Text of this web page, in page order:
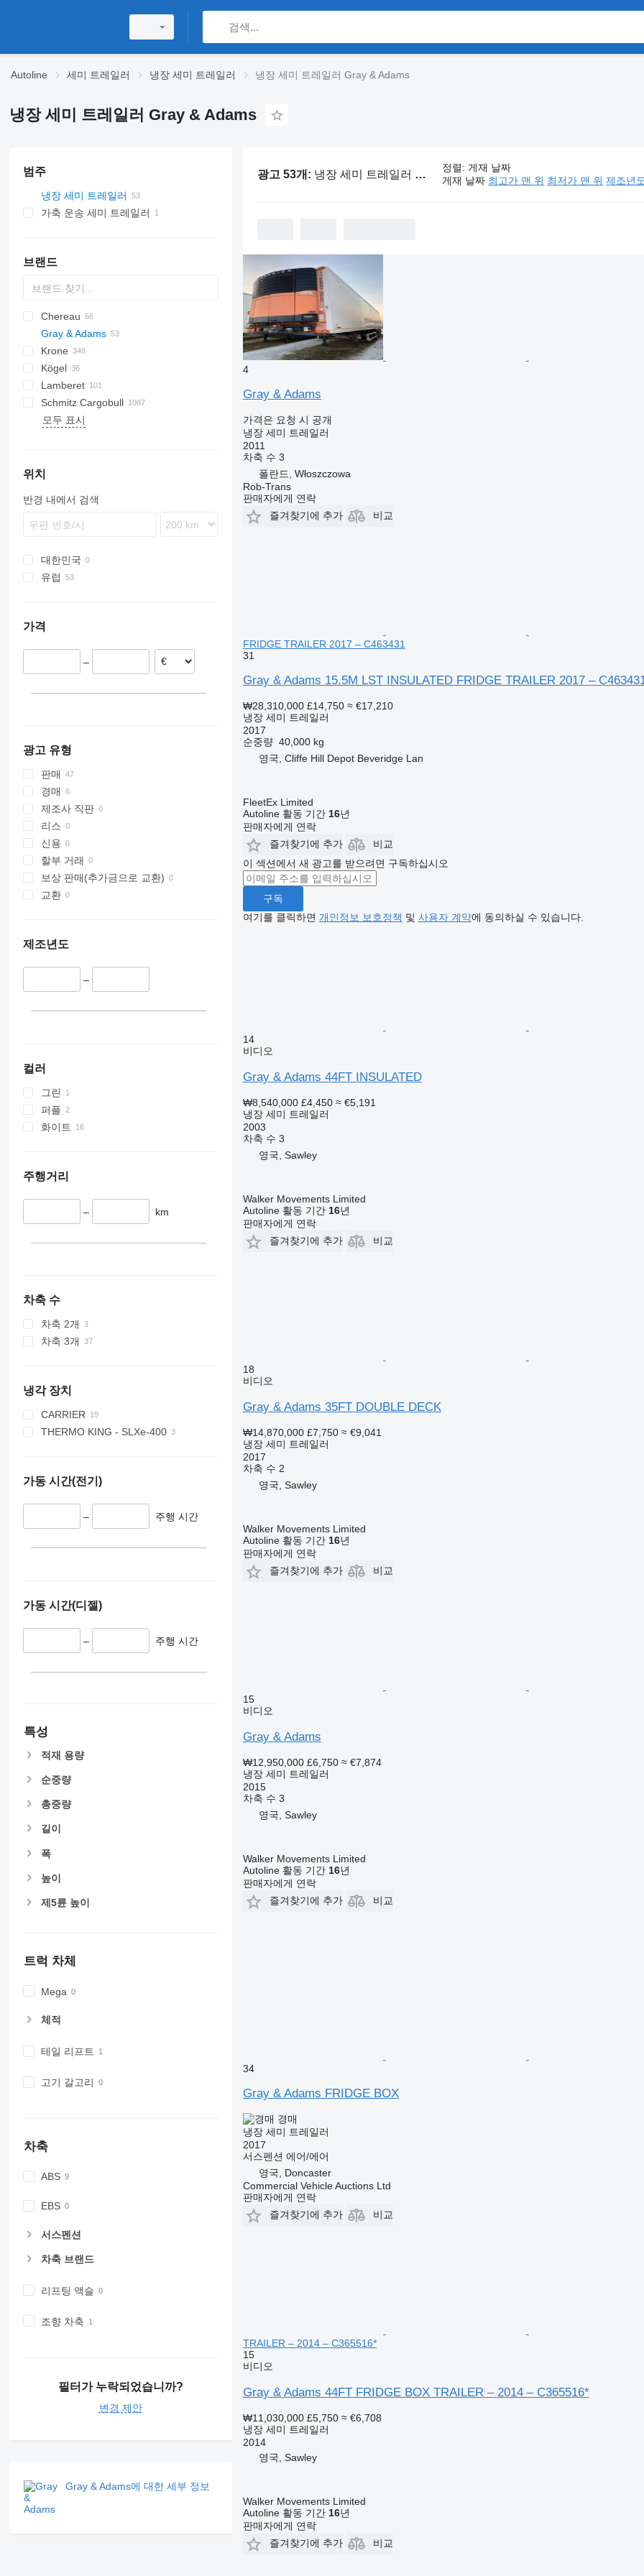
Autoline 세미 트레일러 냉장 세미 트레일러 냉장 세미 트레일러 Gray & Adams
냉장 세미 트레일러 Gray & Adams
범주
냉장 세미 트레일러
가축 운송 세미 트레일러
브랜드
AS
BPO
Chereau
CSD
Inogam
Tecnogam
TXA
L-series
T-series
SZS
Oplegger
Gray & Adams
GA
Krone
SD
SDP
SDR
SZ
Kögel
S 24
ZVKA
Lamberet
LVFS
SR2
LTF
MPS
TRS
S-series
T-series
ROC
SP
Schmitz Cargobull
KO
SPA
SF
S-series
F-series
TO
VS
모두 표시
위치
반경 내에서 검색
대한민국
유럽
가격
–
광고 유형
판매
경매
제조사 직판
리스
신용
할부 거래
보상 판매(추가금으로 교환)
교환
제조년도
–
컬러
그린
퍼플
화이트
주행거리
– km
차축 수
차축 2개
차축 3개
냉각 장치
CARRIER
VECTOR
VECTOR 1950 MT
THERMO KING - SLXe-400
가동 시간(전기)
– 주행 시간
가동 시간(디젤)
– 주행 시간
특성
적재 용량
순중량
총중량
길이
폭
높이
제5륜 높이
트럭 차체
Mega
체적
테일 리프트
고기 갈고리
차축
ABS
EBS
서스펜션
차축 브랜드
리프팅 액슬
조향 차축
필터가 누락되었습니까?
변경 제안
Gray & Adams에 대한 세부 정보
광고 53개: 냉장 세미 트레일러 Gray & Adams
정렬: 게재 날짜
게재 날짜 최고가 맨 위 최저가 맨 위 제조년
4
Gray & Adams
가격은 요청 시 공개
냉장 세미 트레일러
2011
차축 수 3
폴란드, Włoszczowa
Rob-Trans
판매자에게 연락
즐겨찾기에 추가
비교
FRIDGE TRAILER 2017 – C463431
31
Gray & Adams 15.5M LST INSULATED FRIDGE TRAILER 2017 –
₩28,310,000 £14,750 ≈ €17,210
냉장 세미 트레일러
2017
순중량 40,000 kg
영국, Cliffe Hill Depot Beveridge Lan
FleetEx Limited
Autoline 활동 기간 16년
판매자에게 연락
즐겨찾기에 추가
비교
이 섹션에서 새 광고를 받으려면 구독하십시오
구독
여기를 클릭하면 개인정보 보호정책 및 사용자 계약에 동의하실 수 있습니다.
14
비디오
Gray & Adams 44FT INSULATED
₩8,540,000 £4,450 ≈ €5,191
냉장 세미 트레일러
2003
차축 수 3
영국, Sawley
Walker Movements Limited
Autoline 활동 기간 16년
판매자에게 연락
즐겨찾기에 추가
비교
18
비디오
Gray & Adams 35FT DOUBLE DECK
₩14,870,000 £7,750 ≈ €9,041
냉장 세미 트레일러
2017
차축 수 2
영국, Sawley
Walker Movements Limited
Autoline 활동 기간 16년
판매자에게 연락
즐겨찾기에 추가
비교
15
비디오
Gray & Adams
₩12,950,000 £6,750 ≈ €7,874
냉장 세미 트레일러
2015
차축 수 3
영국, Sawley
Walker Movements Limited
Autoline 활동 기간 16년
판매자에게 연락
즐겨찾기에 추가
비교
34
Gray & Adams FRIDGE BOX
경매
냉장 세미 트레일러
2017
서스펜션 에어/에어
영국, Doncaster
Commercial Vehicle Auctions Ltd
판매자에게 연락
즐겨찾기에 추가
비교
TRAILER – 2014 – C365516*
15
비디오
Gray & Adams 44FT FRIDGE BOX TRAILER – 2014 – C365516*
₩11,030,000 £5,750 ≈ €6,708
냉장 세미 트레일러
2014
영국, Sawley
Walker Movements Limited
Autoline 활동 기간 16년
판매자에게 연락
즐겨찾기에 추가
비교